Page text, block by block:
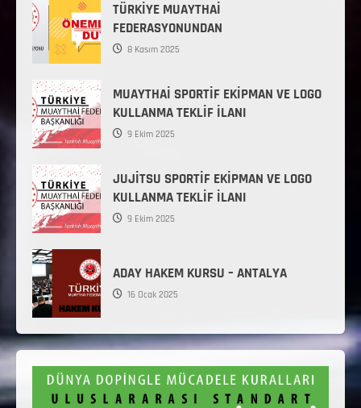
TÜRKİYE MUAYTHAİ
FEDERASYONUNDAN
8 Kasım 2025
MUAYTHAİ SPORTİF EKİPMAN VE LOGO
KULLANMA TEKLİF İLANI
9 Ekim 2025
JUJİTSU SPORTİF EKİPMAN VE LOGO
KULLANMA TEKLİF İLANI
9 Ekim 2025
ADAY HAKEM KURSU – ANTALYA
16 Ocak 2025